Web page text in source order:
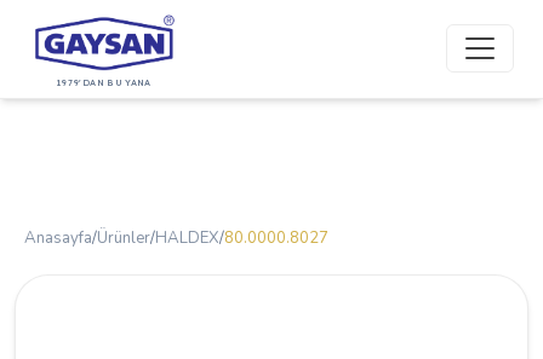
1979'DAN BU YANA
Anasayfa/Ürünler/HALDEX/80.0000.8027